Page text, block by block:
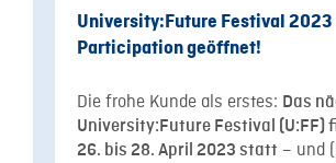
University:Future Festival 2023
Participation geöffnet!
Die frohe Kunde als erstes: Das
University:Future Festival (U:FF)
26. bis 28. April 2023 statt – und